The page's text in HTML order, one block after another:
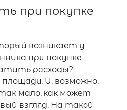
при покупке
возникает у
при покупке
расходы?
И, возможно,
мало, как может
взгляд. На такой